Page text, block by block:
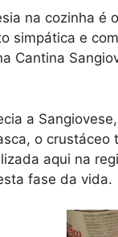
na cozinha é
simpática e
Cantina
a
o crustáceo
aqui na
fase da vida.